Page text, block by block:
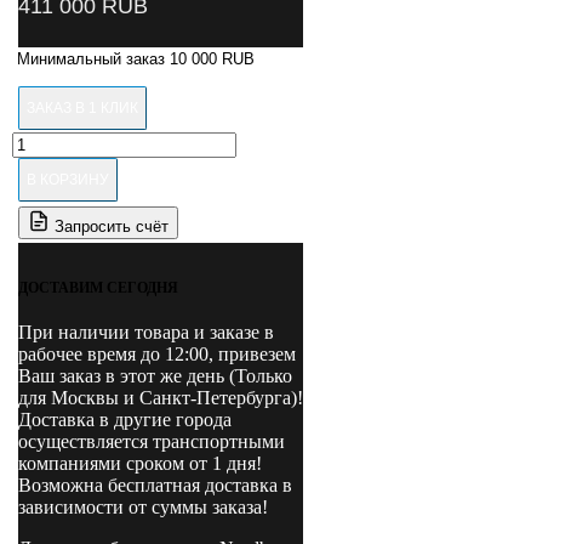
411 000 RUB
Минимальный заказ 10 000 RUB
Количество
товара
3B
NORDBERG
низкопрофильный,
п
3
т
380В
Запросить счёт
ДОСТАВИМ СЕГОДНЯ
При наличии товара и заказе в
рабочее время до 12:00, привезем
Ваш заказ в этот же день (Только
для Москвы и Санкт-Петербурга)!
Доставка в другие города
осуществляется транспортными
компаниями сроком от 1 дня!
Возможна бесплатная доставка в
зависимости от суммы заказа!